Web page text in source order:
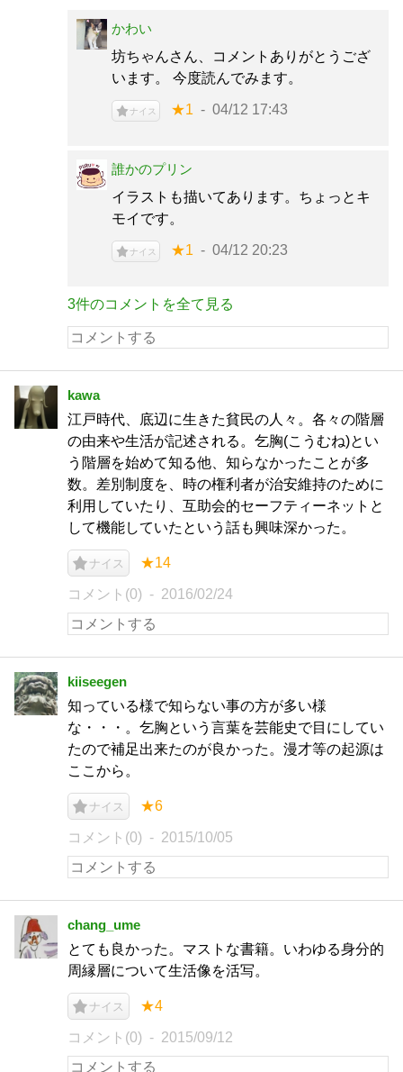
かわい
坊ちゃんさん、コメントありがとうござ
います。 今度読んでみます。
ナイス ★1 04/12 17:43
誰かのプリン
イラストも描いてあります。ちょっとキ
モイです。
ナイス ★1 04/12 20:23
3件のコメントを全て見る
kawa
江戸時代、底辺に生きた貧民の人々。各々の階層
の由来や生活が記述される。乞胸(こうむね)とい
う階層を始めて知る他、知らなかったことが多
数。差別制度を、時の権利者が治安維持のために
利用していたり、互助会的セーフティーネットと
して機能していたという話も興味深かった。
ナイス ★14
コメント(0) 2016/02/24
kiiseegen
知っている様で知らない事の方が多い様
な・・・。乞胸という言葉を芸能史で目にしてい
たので補足出来たのが良かった。漫才等の起源は
ここから。
ナイス ★6
コメント(0) 2015/10/05
chang_ume
とても良かった。マストな書籍。いわゆる身分的
周縁層について生活像を活写。
ナイス ★4
コメント(0) 2015/09/12